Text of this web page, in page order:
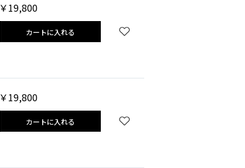
￥19,800
カートに入れる
￥19,800
カートに入れる